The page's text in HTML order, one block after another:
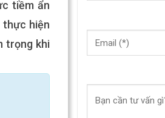
tiềm ẩn
thực hiện
trọng khi